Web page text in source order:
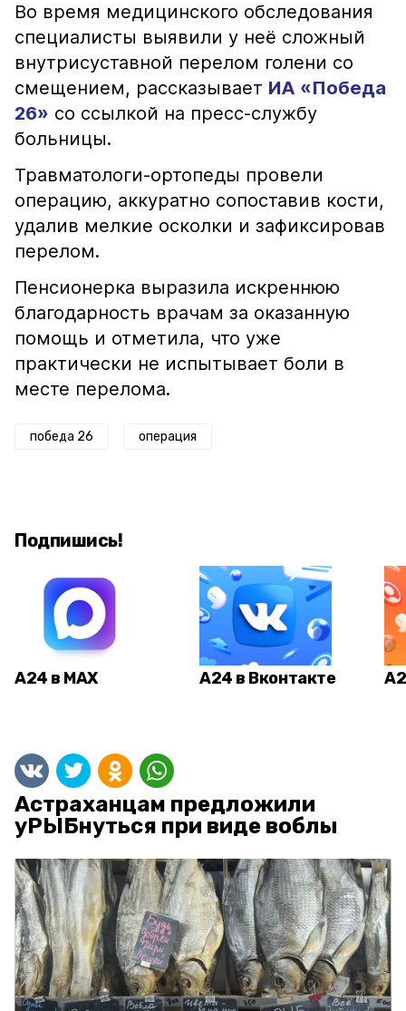
Во время медицинского обследования
специалисты выявили у неё сложный
внутрисуставной перелом голени со
смещением, рассказывает ИА «Победа
26» со ссылкой на пресс-службу
больницы.
Травматологи-ортопеды провели
операцию, аккуратно сопоставив кости,
удалив мелкие осколки и зафиксировав
перелом.
Пенсионерка выразила искреннюю
благодарность врачам за оказанную
помощь и отметила, что уже
практически не испытывает боли в
месте перелома.
победа 26 операция
Подпишись!
А24 в MAX А24 в Вконтакте
Астраханцам предложили
уРЫБнуться при виде воблы